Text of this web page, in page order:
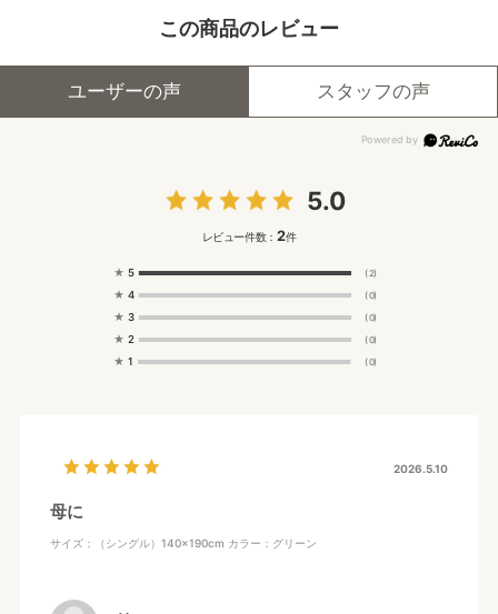
この商品のレビュー
ユーザーの声 スタッフの声
5.0
レビュー件数： 2件
★ 5 (2)
★ 4 (0)
★ 3 (0)
★ 2 (0)
★ 1 (0)
2026.5.10
母に
サイズ：（シングル）140×190cm カラー：グリーン